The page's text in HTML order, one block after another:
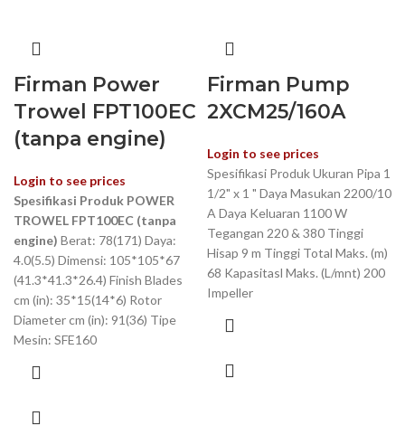
Firman Power
Trowel FPT100EC
(tanpa engine)
Login to see prices
Spesifikasi Produk POWER
TROWEL FPT100EC (tanpa
engine) Berat: 78(171) Daya:
4.0(5.5) Dimensi: 105*105*67
(41.3*41.3*26.4) Finish Blades
cm (in): 35*15(14*6) Rotor
Diameter cm (in): 91(36) Tipe
Mesin: SFE160
Firman Pump
2XCM25/160A
Login to see prices
Spesifikasi Produk Ukuran Pipa 1
1/2" x 1 " Daya Masukan 2200/10
A Daya Keluaran 1100 W
Tegangan 220 & 380 Tinggi
Hisap 9 m Tinggi Total Maks. (m)
68 Kapasitasl Maks. (L/mnt) 200
Impeller